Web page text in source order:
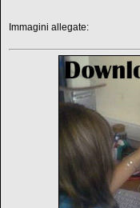
Immagini allegate: